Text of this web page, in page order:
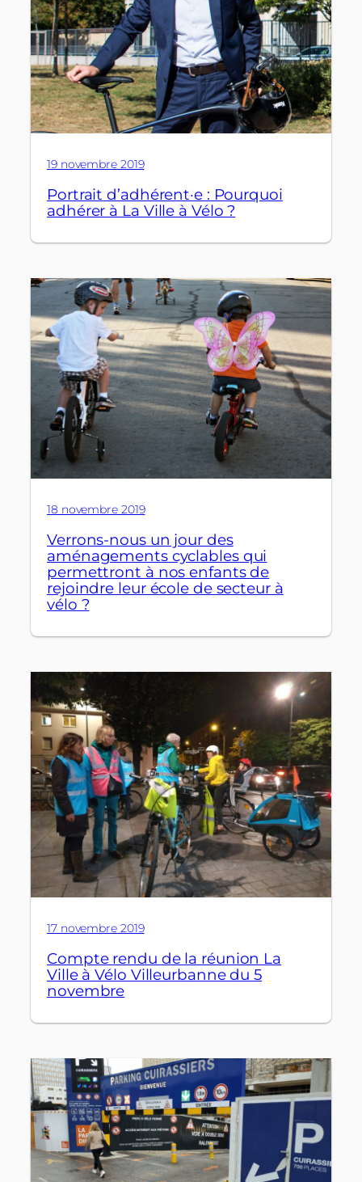
19 novembre 2019
Portrait d’adhérent·e : Pourquoi
adhérer à La Ville à Vélo ?
18 novembre 2019
Verrons-nous un jour des
aménagements cyclables qui
permettront à nos enfants de
rejoindre leur école de secteur à
vélo ?
17 novembre 2019
Compte rendu de la réunion La
Ville à Vélo Villeurbanne du 5
novembre